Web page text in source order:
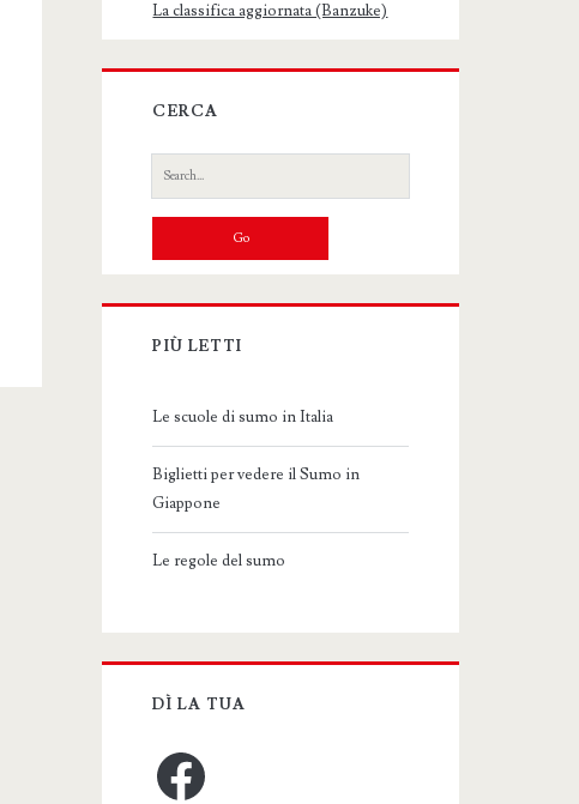
La classifica aggiornata (Banzuke)
CERCA
Search
for:
PIÙ LETTI
Le scuole di sumo in Italia
Biglietti per vedere il Sumo in
Giappone
Le regole del sumo
DÌ LA TUA
Facebook